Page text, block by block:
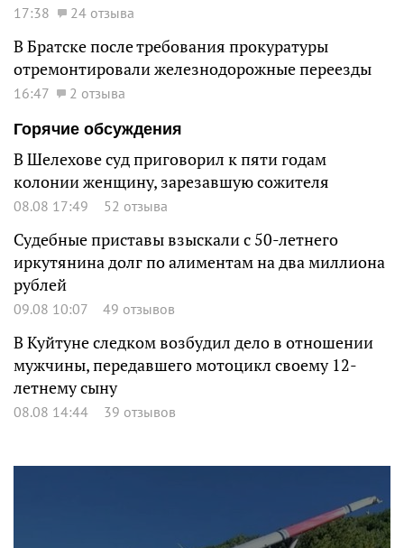
17:38 24 отзыва
В Братске после требования прокуратуры
отремонтировали железнодорожные переезды
16:47
2 отзыва
Горячие обсуждения
В Шелехове суд приговорил к пяти годам
колонии женщину, зарезавшую сожителя
08.08 17:49 52 отзыва
Судебные приставы взыскали с 50-летнего
иркутянина долг по алиментам на два миллиона
рублей
09.08 10:07 49 отзывов
В Куйтуне следком возбудил дело в отношении
мужчины, передавшего мотоцикл своему 12-
летнему сыну
08.08 14:44 39 отзывов